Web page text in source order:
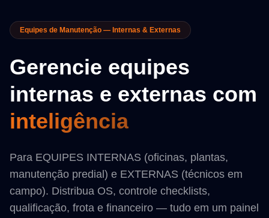
Equipes de Manutenção — Internas & Externas
Gerencie equipes
internas e externas com
inteligência
Para EQUIPES INTERNAS (oficinas, plantas,
manutenção predial) e EXTERNAS (técnicos em
campo). Distribua OS, controle checklists,
qualificação, frota e financeiro — tudo em um painel